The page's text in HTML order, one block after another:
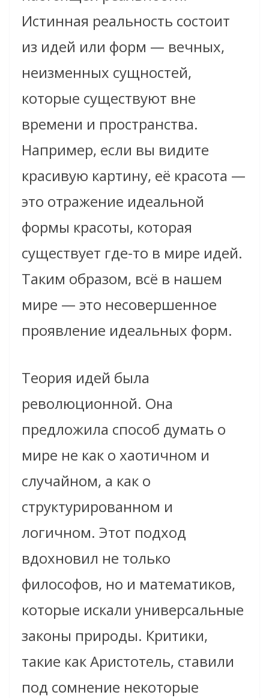
Истинная реальность состоит
из идей или форм — вечных,
неизменных сущностей,
которые существуют вне
времени и пространства.
Например, если вы видите
красивую картину, её красота —
это отражение идеальной
формы красоты, которая
существует где-то в мире идей.
Таким образом, всё в нашем
мире — это несовершенное
проявление идеальных форм.
Теория идей была
революционной. Она
предложила способ думать о
мире не как о хаотичном и
случайном, а как о
структурированном и
логичном. Этот подход
вдохновил не только
философов, но и математиков,
которые искали универсальные
законы природы. Критики,
такие как Аристотель, ставили
под сомнение некоторые